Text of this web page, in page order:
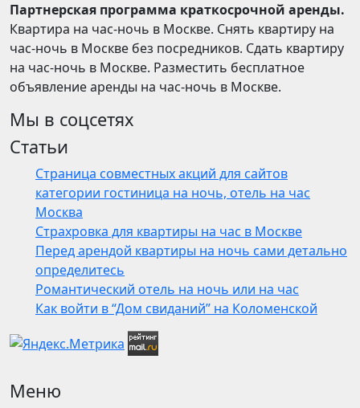
Партнерская программа краткосрочной аренды.
Квартира на час-ночь в Москве. Снять квартиру на
час-ночь в Москве без посредников. Сдать квартиру
на час-ночь в Москве. Разместить бесплатное
объявление аренды на час-ночь в Москве.
Мы в соцсетях
Статьи
Страница совместных акций для сайтов
категории гостиница на ночь, отель на час
Москва
Страхровка для квартиры на час в Москве
Перед арендой квартиры на ночь сами детально
определитесь
Романтический отель на ночь или на час
Как войти в “Дом свиданий” на Коломенской
Меню